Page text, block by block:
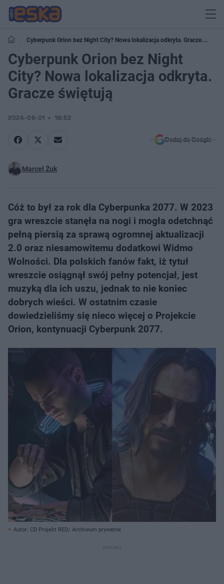
Cyberpunk Orion bez Night City? Nowa lokalizacja odkryta. Gracze
świętują
Cyberpunk Orion bez Night
City? Nowa lokalizacja odkryta.
Gracze świętują
2024-06-01 18:52
Dodaj do Google
Marcel Żuk
Cóż to był za rok dla Cyberpunka 2077. W 2023
gra wreszcie stanęła na nogi i mogła odetchnąć
pełną piersią za sprawą ogromnej aktualizacji
2.0 oraz niesamowitemu dodatkowi Widmo
Wolności. Dla polskich fanów fakt, iż tytuł
wreszcie osiągnął swój pełny potencjał, jest
muzyką dla ich uszu, jednak to nie koniec
dobrych wieści. W ostatnim czasie
dowiedzieliśmy się nieco więcej o Projekcie
Orion, kontynuacji Cyberpunk 2077.
Autor: CD Projekt RED/ Archiwum prywatne